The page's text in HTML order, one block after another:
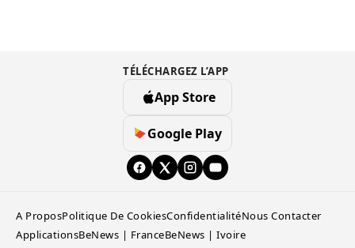
TÉLÉCHARGEZ L’APP
App Store
Google Play
A ProposPolitique De CookiesConfidentialitéNous Contacter
ApplicationsBeNews | FranceBeNews | Ivoire